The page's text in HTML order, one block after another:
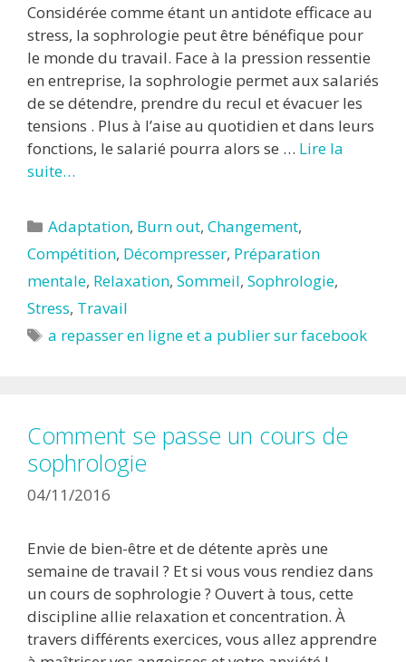
Considérée comme étant un antidote efficace au
stress, la sophrologie peut être bénéfique pour
le monde du travail. Face à la pression ressentie
en entreprise, la sophrologie permet aux salariés
de se détendre, prendre du recul et évacuer les
tensions . Plus à l’aise au quotidien et dans leurs
fonctions, le salarié pourra alors se … Lire la
suite…
Catégories
Adaptation, Burn out,Changement,
Compétition, Décompresser, Préparation
mentale, Relaxation, Sommeil, Sophrologie,
Stress, Travail
Étiquettes
a repasser en ligne et a publier sur facebook
Comment se passe un cours de
sophrologie
04/11/2016
Envie de bien-être et de détente après une
semaine de travail ? Et si vous vous rendiez dans
un cours de sophrologie ? Ouvert à tous, cette
discipline allie relaxation et concentration. À
travers différents exercices, vous allez apprendre